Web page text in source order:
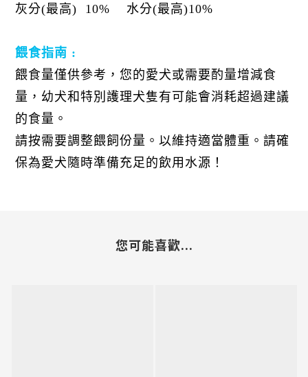
灰分(最高) 10% 水分(最高)10%
餵食指南 :
餵食量僅供參考，您的愛犬或需要酌量增減食
量，幼犬和特別護理犬隻有可能會消耗超過建議
的食量。
請按需要調整餵飼份量。以維持適當體重。請確
保為愛犬隨時準備充足的飲用水源！
您可能喜歡...